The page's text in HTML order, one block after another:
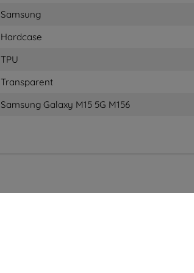
Samsung
Hardcase
TPU
Transparent
Samsung Galaxy M15 5G M156